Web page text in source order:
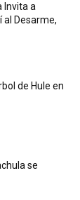
Invita a
al Desarme,
de Hule en
se